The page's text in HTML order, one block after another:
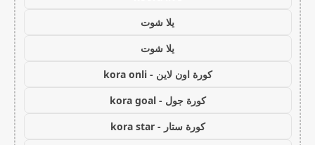
يلا شوت
يلا شوت
كورة اون لاين - kora onli
كورة جول - kora goal
كورة ستار - kora star